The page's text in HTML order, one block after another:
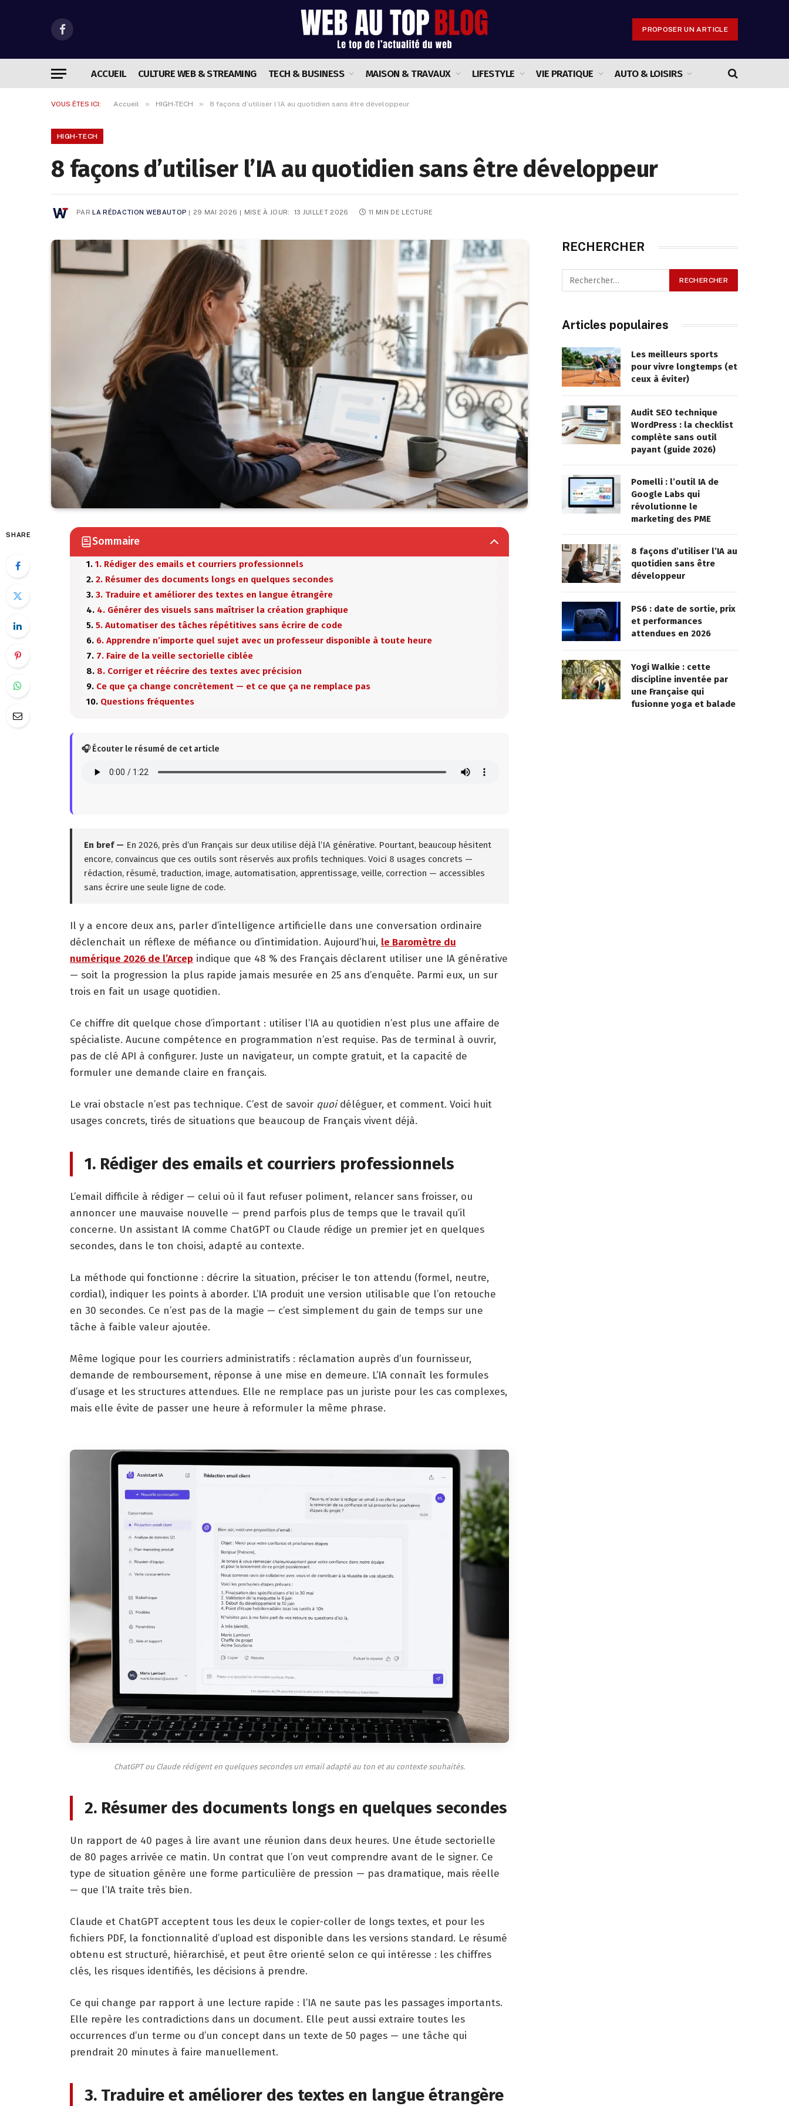
Facebook
PROPOSER UN ARTICLE
ACCUEIL CULTURE WEB & STREAMING TECH & BUSINESS MAISON & TRAVAUX LIFESTYLE VIE PRATIQUE AUTO & LOISIRS
VOUS ÊTES ICI: Accueil » HIGH-TECH » 8 façons d’utiliser l’IA au quotidien sans être développeur
HIGH-TECH
8 façons d’utiliser l’IA au quotidien sans être développeur
PAR LA RÉDACTION WEBAUTOP 29 MAI 2026 MISE À JOUR: 13 JUILLET 2026 11 MIN DE LECTURE
SHARE
Sommaire
1. Rédiger des emails et courriers professionnels
2. Résumer des documents longs en quelques secondes
3. Traduire et améliorer des textes en langue étrangère
4. Générer des visuels sans maîtriser la création graphique
5. Automatiser des tâches répétitives sans écrire de code
6. Apprendre n’importe quel sujet avec un professeur disponible à toute heure
7. Faire de la veille sectorielle ciblée
8. Corriger et réécrire des textes avec précision
Ce que ça change concrètement — et ce que ça ne remplace pas
Questions fréquentes
🎧 Écouter le résumé de cet article
En bref — En 2026, près d’un Français sur deux utilise déjà l’IA générative. Pourtant, beaucoup hésitent
encore, convaincus que ces outils sont réservés aux profils techniques. Voici 8 usages concrets —
rédaction, résumé, traduction, image, automatisation, apprentissage, veille, correction — accessibles
sans écrire une seule ligne de code.
Il y a encore deux ans, parler d’intelligence artificielle dans une conversation ordinaire
déclenchait un réflexe de méfiance ou d’intimidation. Aujourd’hui, le Baromètre du
numérique 2026 de l’Arcep indique que 48 % des Français déclarent utiliser une IA générative
— soit la progression la plus rapide jamais mesurée en 25 ans d’enquête. Parmi eux, un sur
trois en fait un usage quotidien.
Ce chiffre dit quelque chose d’important : utiliser l’IA au quotidien n’est plus une affaire de
spécialiste. Aucune compétence en programmation n’est requise. Pas de terminal à ouvrir,
pas de clé API à configurer. Juste un navigateur, un compte gratuit, et la capacité de
formuler une demande claire en français.
Le vrai obstacle n’est pas technique. C’est de savoir quoidéléguer, et comment. Voici huit
usages concrets, tirés de situations que beaucoup de Français vivent déjà.
1. Rédiger des emails et courriers professionnels
L’email difficile à rédiger — celui où il faut refuser poliment, relancer sans froisser, ou
annoncer une mauvaise nouvelle — prend parfois plus de temps que le travail qu’il
concerne. Un assistant IA comme ChatGPT ou Claude rédige un premier jet en quelques
secondes, dans le ton choisi, adapté au contexte.
La méthode qui fonctionne : décrire la situation, préciser le ton attendu (formel, neutre,
cordial), indiquer les points à aborder. L’IA produit une version utilisable que l’on retouche
en 30 secondes. Ce n’est pas de la magie — c’est simplement du gain de temps sur une
tâche à faible valeur ajoutée.
Même logique pour les courriers administratifs : réclamation auprès d’un fournisseur,
demande de remboursement, réponse à une mise en demeure. L’IA connaît les formules
d’usage et les structures attendues. Elle ne remplace pas un juriste pour les cas complexes,
mais elle évite de passer une heure à reformuler la même phrase.
ChatGPT ou Claude rédigent en quelques secondes un email adapté au ton et au contexte souhaités.
2. Résumer des documents longs en quelques secondes
Un rapport de 40 pages à lire avant une réunion dans deux heures. Une étude sectorielle
de 80 pages arrivée ce matin. Un contrat que l’on veut comprendre avant de le signer. Ce
type de situation génère une forme particulière de pression — pas dramatique, mais réelle
— que l’IA traite très bien.
Claude et ChatGPT acceptent tous les deux le copier-coller de longs textes, et pour les
fichiers PDF, la fonctionnalité d’upload est disponible dans les versions standard. Le résumé
obtenu est structuré, hiérarchisé, et peut être orienté selon ce qui intéresse : les chiffres
clés, les risques identifiés, les décisions à prendre.
Ce qui change par rapport à une lecture rapide : l’IA ne saute pas les passages importants.
Elle repère les contradictions dans un document. Elle peut aussi extraire toutes les
occurrences d’un terme ou d’un concept dans un texte de 50 pages — une tâche qui
prendrait 20 minutes à faire manuellement.
3. Traduire et améliorer des textes en langue étrangère
RECHERCHER
Articles populaires
Les meilleurs sports
pour vivre longtemps (et
ceux à éviter)
Audit SEO technique
WordPress : la checklist
complète sans outil
payant (guide 2026)
Pomelli : l’outil IA de
Google Labs qui
révolutionne le
marketing des PME
8 façons d’utiliser l’IA au
quotidien sans être
développeur
PS6 : date de sortie, prix
et performances
attendues en 2026
Yogi Walkie : cette
discipline inventée par
une Française qui
fusionne yoga et balade